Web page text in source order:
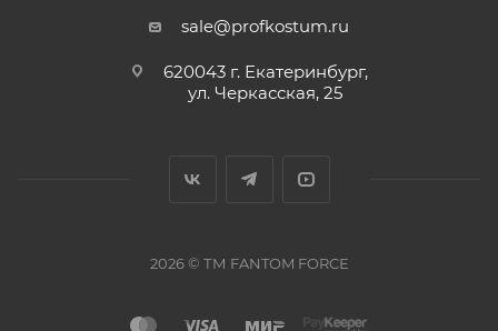
sale@profkostum.ru
620043 г. Екатеринбург,
ул. Черкасская, 25
2026 © ТМ FANTOM FORCЕ